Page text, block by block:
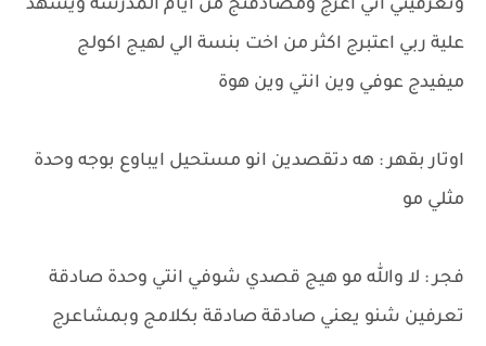
وتعرفيني اني اعزج ومصادقتج من ايام المدرسة ويشهد
علية ربي اعتبرج اكثر من اخت بنسة الي لهيج اكولج
ميفيدج عوفي وين انتي وين هوة
اوتار بقهر : هه دتقصدين انو مستحيل ايباوع بوجه وحدة
مثلي مو
فجر : لا والله مو هيج قصدي شوفي انتي وحدة صادقة
تعرفين شنو يعني صادقة صادقة بكلامج وبمشاعرج